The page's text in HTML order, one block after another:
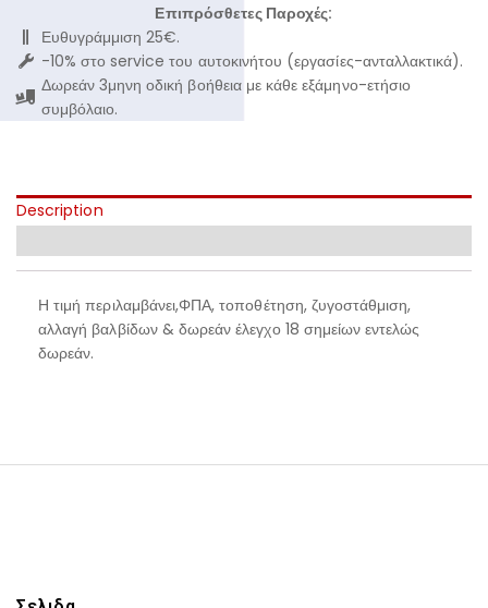
Επιπρόσθετες Παροχές:
Ευθυγράμμιση 25€.
-10% στο service του αυτοκινήτου (εργασίες-ανταλλακτικά).
Δωρεάν 3μηνη οδική βοήθεια με κάθε εξάμηνο-ετήσιο
συμβόλαιο.
Description
Η τιμή περιλαμβάνει,ΦΠΑ, τοποθέτηση, ζυγοστάθμιση,
αλλαγή βαλβίδων & δωρεάν έλεγχο 18 σημείων εντελώς
δωρεάν.